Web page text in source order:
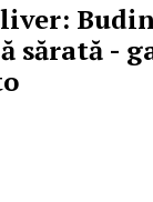
sărată -